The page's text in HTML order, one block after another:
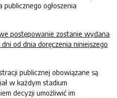
ogłoszenia
postępowanie zostanie wydana
dni od dnia doręczenia niniejszego
publicznej obowiązane są
w każdym stadium
decyzji umożliwić im